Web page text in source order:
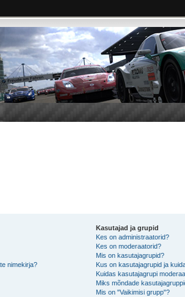
nimekirja?
Kasutajad ja grupid
Kes on administraatorid?
Kes on moderaatorid?
Mis on kasutajagrupid?
Kus on kasutajagrupid ja
Kuidas kasutajagrupi
Miks mõndade
Mis on "Vaikimisi grupp"?